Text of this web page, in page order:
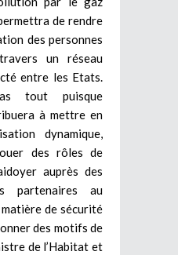
de rendre
des personnes
un réseau
entre les Etats.
tout puisque
à mettre en
dynamique,
des rôles de
auprès des
partenaires au
de sécurité
des motifs de
de l’Habitat et